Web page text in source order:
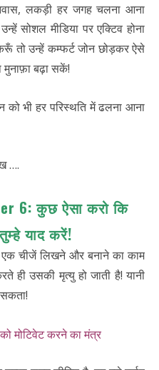
लकड़ी हर जगह चलना आना
सोशल मीडिया पर एक्टिव होना
तो उन्हें कम्फर्ट जोन छोड़कर ऐसे
बढ़ा सकें!
को भी हर परिस्थति में ढलना आना
….
6: कुछ ऐसा करो कि
याद करें!
चीजें लिखने और बनाने का काम
ही उसकी मृत्यु हो जाती है! यानी
मोटिवेट करने का मंत्र